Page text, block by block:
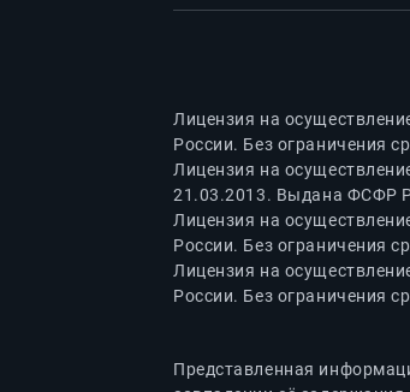
Лицензия на
России. Без ограничения
Лицензия на
21.03.2013. Выдана ФСФР
Лицензия на
России. Без ограничения
Лицензия на
России. Без ограничения
Представленная